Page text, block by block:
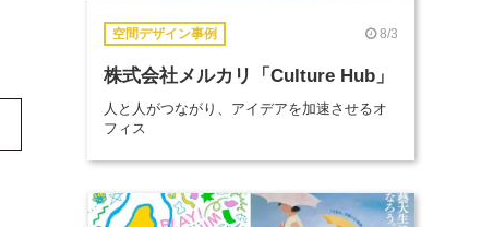
空間デザイン事例 8/3
株式会社メルカリ「Culture Hub」
人と人がつながり、アイデアを加速させるオ
フィス